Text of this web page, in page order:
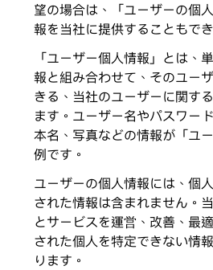
望の場合は、「ユーザーの個
報を当社に提供することもで
「ユーザー個人情報」とは、
報と組み合わせて、そのユー
きる、当社のユーザーに関す
ます。ユーザー名やパスワー
本名、写真などの情報が「ユ
例です。
ユーザーの個人情報には、個
された情報は含まれません。
とサービスを運営、改善、最
された個人を特定できない情
ります。